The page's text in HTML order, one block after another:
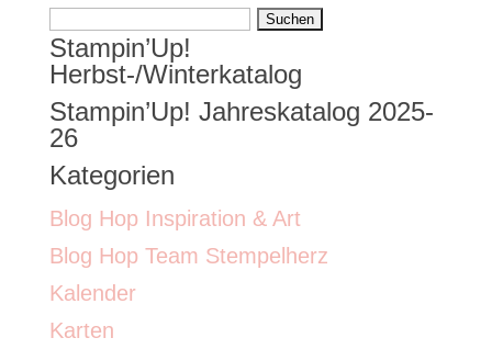
Suchen
nach:
Stampin’Up!
Herbst-/Winterkatalog
Stampin’Up! Jahreskatalog 2025-
26
Kategorien
Blog Hop Inspiration & Art
Blog Hop Team Stempelherz
Kalender
Karten